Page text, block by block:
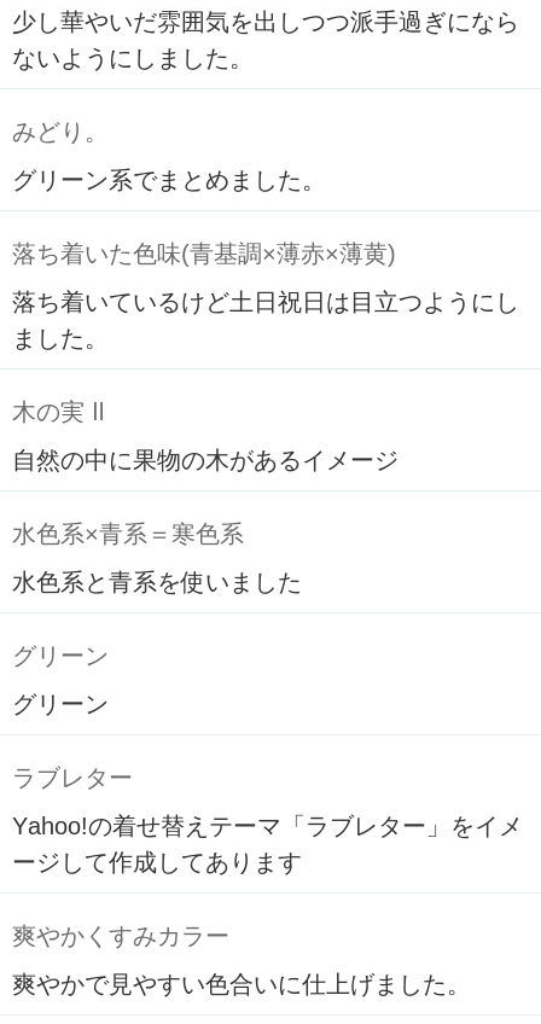
少し華やいだ雰囲気を出しつつ派手過ぎになら
ないようにしました。
みどり。
グリーン系でまとめました。
落ち着いた色味(青基調×薄赤×薄黄)
落ち着いているけど土日祝日は目立つようにし
ました。
木の実 Ⅱ
自然の中に果物の木があるイメージ
水色系×青系＝寒色系
水色系と青系を使いました
グリーン
グリーン
ラブレター
Yahoo!の着せ替えテーマ「ラブレター」をイメ
ージして作成してあります
爽やかくすみカラー
爽やかで見やすい色合いに仕上げました。